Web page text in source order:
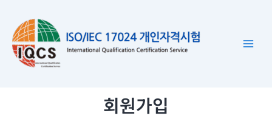
회원가입